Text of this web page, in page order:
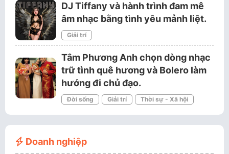
DJ Tiffany và hành trình đam mê
âm nhạc bằng tình yêu mảnh liệt.
Giải trí
Tâm Phương Anh chọn dòng nhạc
trữ tình quê hương và Bolero làm
hướng đi chủ đạo.
Đời sống Giải trí Thời sự - Xã hội
Doanh nghiệp